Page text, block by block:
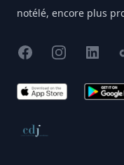
notélé, encore plus
FacebookInstagram
X
App Store Google
Conseil de